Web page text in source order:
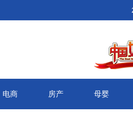
电商 房产 母婴